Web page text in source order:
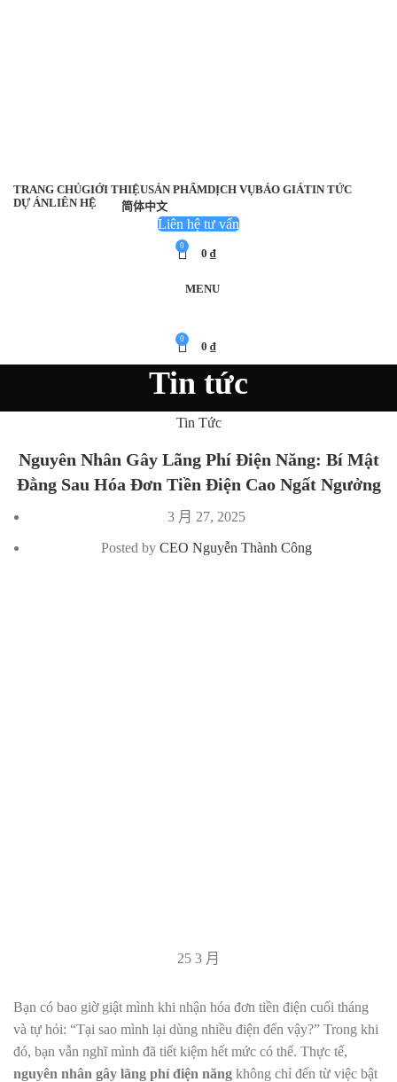
TRANG CHỦGIỚI THIỆUSẢN PHẨMDỊCH VỤBÁO GIÁTIN TỨC
DỰ ÁNLIÊN HỆ 简体中文
Liên hệ tư vấn
0
0 ₫
MENU
0
0 ₫
Tin tức
Tin Tức
Nguyên Nhân Gây Lãng Phí Điện Năng: Bí Mật
Đằng Sau Hóa Đơn Tiền Điện Cao Ngất Ngưởng
3 月 27, 2025
Posted by CEO Nguyễn Thành Công
25 3 月
Bạn có bao giờ giật mình khi nhận hóa đơn tiền điện cuối tháng
và tự hỏi: “Tại sao mình lại dùng nhiều điện đến vậy?” Trong khi
đó, bạn vẫn nghĩ mình đã tiết kiệm hết mức có thể. Thực tế,
nguyên nhân gây lãng phí điện năng không chỉ đến từ việc bật